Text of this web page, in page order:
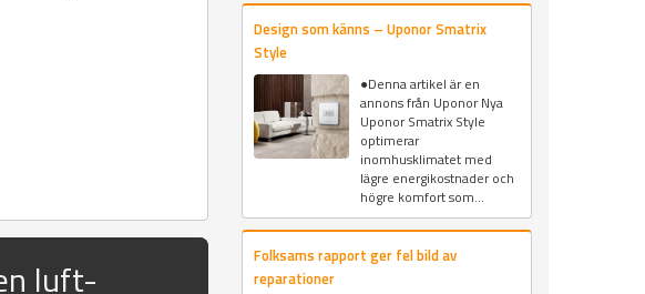
luft-
Design som känns – Uponor Smatrix
Style
●Denna artikel är en
annons från Uponor Nya
Uponor Smatrix Style
optimerar
inomhusklimatet med
lägre energikostnader och
högre komfort som...
Folksams rapport ger fel bild av
reparationer